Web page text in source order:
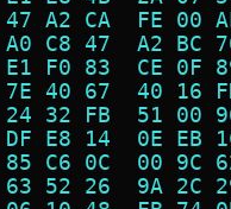
A2 CA  FE
C8 47  A2
F0 83  CE
40 67  40
32 FB  51
E8 14  0E
C6 0C  00
52 26  9A